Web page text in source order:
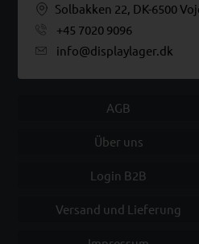
Solbakken 22, DK-6500
+45 7020 9096
info@displaylager.dk
AGB
Über uns
Login B2B
Versand und Lieferung